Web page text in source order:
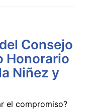
Consejo
Honorario
Niñez y
el compromiso?